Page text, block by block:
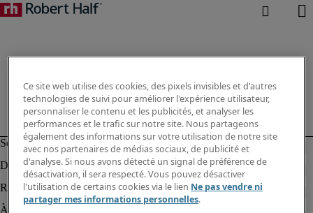
Ce site web utilise des cookies, des pixels invisibles et d'autres
technologies de suivi pour améliorer l'expérience utilisateur,
personnaliser le contenu et les publicités, et analyser les
performances et le trafic sur notre site. Nous partageons
également des informations sur votre utilisation de notre site
avec nos partenaires de médias sociaux, de publicité et
d'analyse. Si nous avons détecté un signal de préférence de
désactivation, il sera respecté. Vous pouvez désactiver
l'utilisation de certains cookies via le lien Ne pas vendre ni
partager mes informations personnelles.